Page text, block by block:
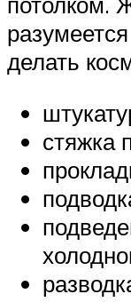
делать
стяжка